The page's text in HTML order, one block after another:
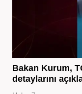
Bakan Kurum,
detaylarını